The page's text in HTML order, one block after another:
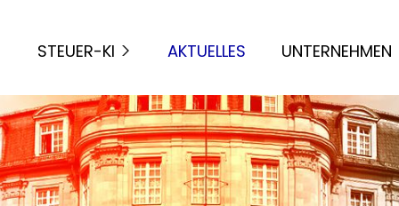
STEUER-KI AKTUELLES UNTERNEHMEN